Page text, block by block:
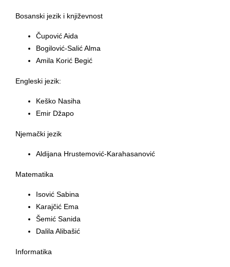
Bosanski jezik i književnost
Čupović Aida
Bogilović-Salić Alma
Amila Korić Begić
Engleski jezik:
Keško Nasiha
Emir Džapo
Njemački jezik
Aldijana Hrustemović-Karahasanović
Matematika
Isović Sabina
Karajčić Ema
Šemić Sanida
Dalila Alibašić
Informatika